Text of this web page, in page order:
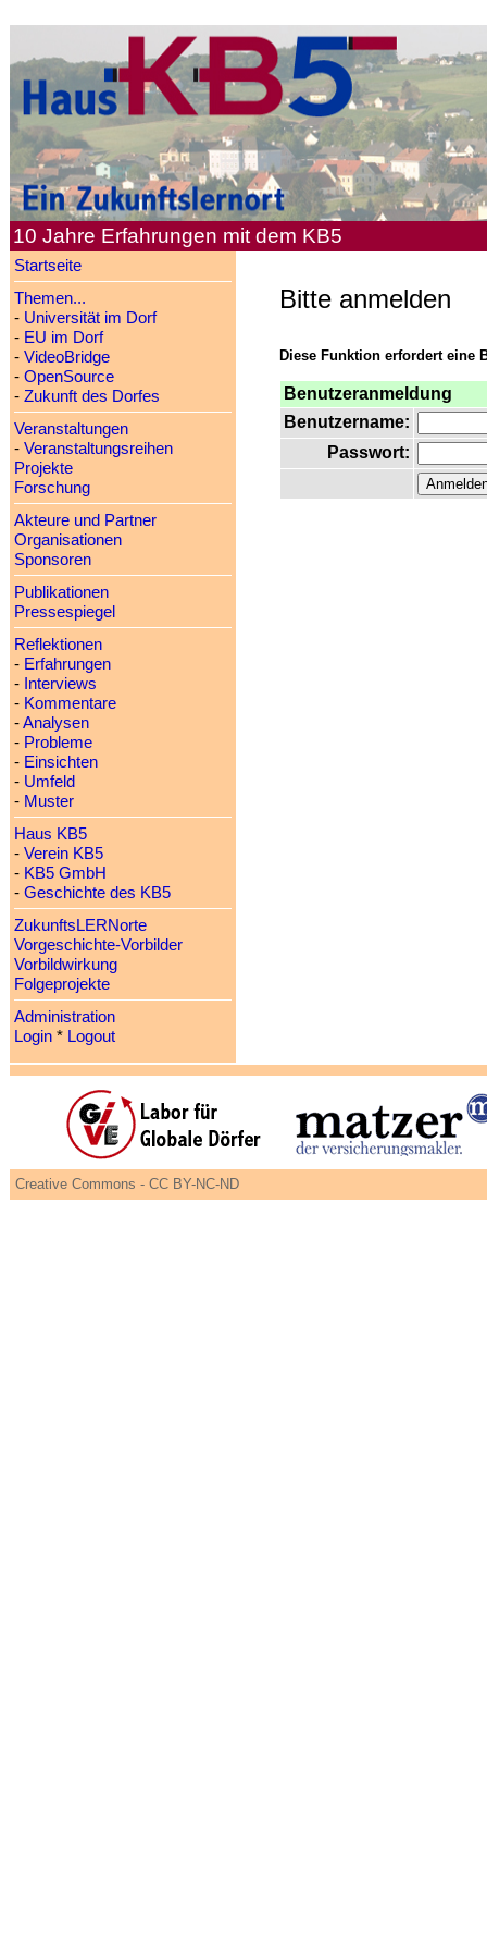
10 Jahre Erfahrungen mit dem KB5
Startseite
Themen...
- Universität im Dorf
- EU im Dorf
- VideoBridge
- OpenSource
- Zukunft des Dorfes
Veranstaltungen
- Veranstaltungsreihen
Projekte
Forschung
Akteure und Partner
Organisationen
Sponsoren
Publikationen
Pressespiegel
Reflektionen
- Erfahrungen
- Interviews
- Kommentare
-Analysen
- Probleme
- Einsichten
- Umfeld
- Muster
Haus KB5
- Verein KB5
- KB5 GmbH
- Geschichte des KB5
ZukunftsLERNorte
Vorgeschichte-Vorbilder
Vorbildwirkung
Folgeprojekte
Administration
Login* Logout
Bitte anmelden
Diese Funktion erfordert eine
Benutzeranmeldung
Benutzername:
Passwort:
Creative Commons - CC BY-NC-ND